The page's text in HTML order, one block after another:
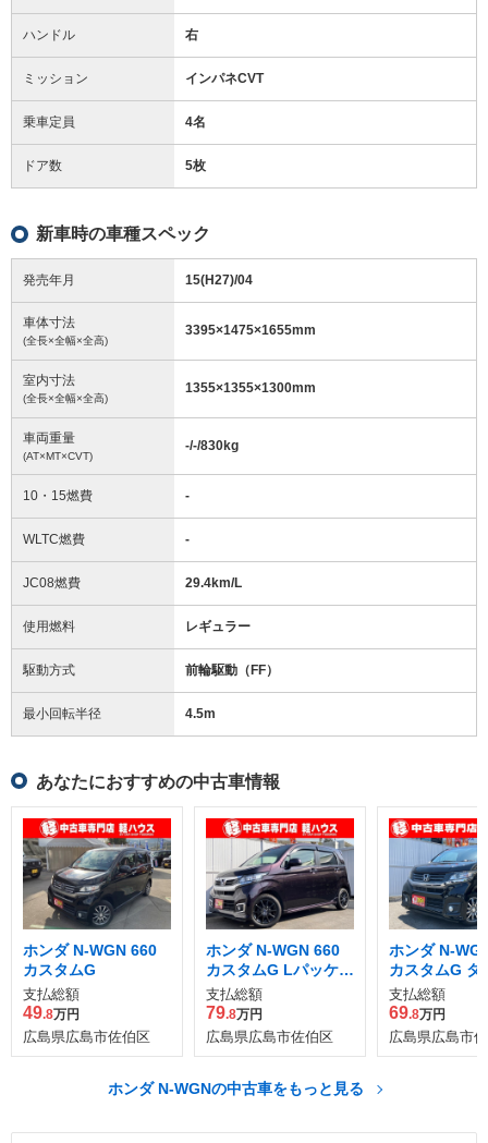
ハンドル 右
ミッション インパネCVT
乗車定員 4名
ドア数 5枚
新車時の車種スペック
発売年月 15(H27)/04
車体寸法
(全長×全幅×全高)
3395×1475×1655mm
室内寸法
(全長×全幅×全高)
1355×1355×1300mm
車両重量
(AT×MT×CVT)
-/-/830kg
10・15燃費 -
WLTC燃費 -
JC08燃費 29.4km/L
使用燃料 レギュラー
駆動方式 前輪駆動（FF）
最小回転半径 4.5m
あなたにおすすめの中古車情報
ホンダ N-WGN 660
カスタムG
支払総額
49.8万円
広島県広島市佐伯区
ホンダ N-WGN 660
カスタムG Lパッケー
ジ
支払総額
79.8万円
広島県広島市佐伯区
ホンダ N-
カスタムG タ
ッケージ
支払総額
69.8万円
広島県広島市
ホンダ N-WGNの中古車をもっと見る